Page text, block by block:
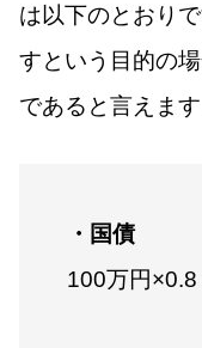
は以下のとおり
すという目的の
であると言えます
・国債
100万円×0.8